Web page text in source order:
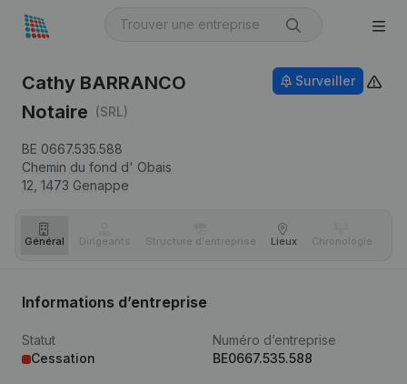
Cathy BARRANCO
Notaire (SRL)
BE 0667.535.588
Chemin du fond d' Obais
12, 1473 Genappe
Surveiller
Général Dirigeants Structure d'entreprise Lieux Chronologie
Informations d’entreprise
Statut
Cessation
Numéro d’entreprise
BE0667.535.588